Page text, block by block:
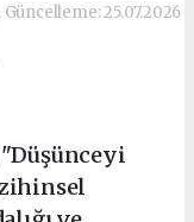
Güncelleme: 25.07.2026
"Düşünceyi